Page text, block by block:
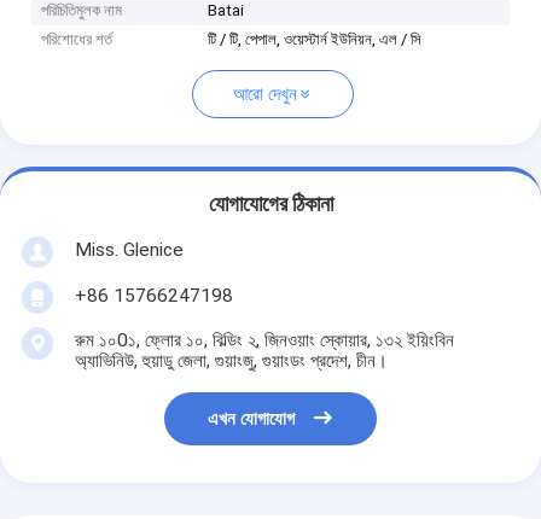
পরিচিতিমুলক নাম
Batai
পরিশোধের শর্ত
টি / টি, পেপাল, ওয়েস্টার্ন ইউনিয়ন, এল / সি
আরো দেখুন
যোগাযোগের ঠিকানা
Miss. Glenice
+86 15766247198
রুম ১০0১, ফ্লোর ১০, বিল্ডিং ২, জিনওয়াং স্কোয়ার, ১৩২ ইয়িংবিন
অ্যাভিনিউ, হুয়াডু জেলা, গুয়াংজু, গুয়াংডং প্রদেশ, চীন।
এখন যোগাযোগ